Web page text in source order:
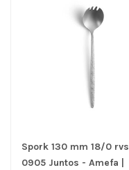
Spork 130 mm 18/0 rvs
0905 Juntos - Amefa |